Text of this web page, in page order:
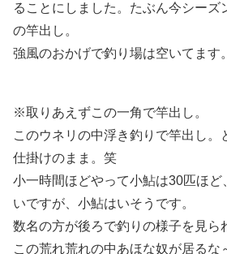
ることにしました。たぶん今シーズ
の竿出し。
強風のおかげで釣り場は空いてます
※取りあえずこの一角で竿出し。
このウネリの中浮き釣りで竿出し。
仕掛けのまま。笑
小一時間ほどやって小鮎は30匹ほど
いですが、小鮎はいそうです。
数名の方が後ろで釣りの様子を見ら
この荒れ荒れの中あほな奴が居るな